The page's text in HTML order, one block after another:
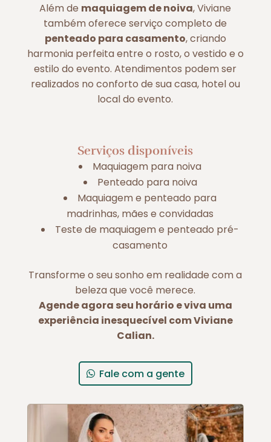
Além de maquiagem de noiva, Viviane
também oferece serviço completo de
penteado para casamento, criando
harmonia perfeita entre o rosto, o vestido e o
estilo do evento. Atendimentos podem ser
realizados no conforto de sua casa, hotel ou
local do evento.
Serviços disponíveis
Maquiagem para noiva
Penteado para noiva
Maquiagem e penteado para
madrinhas, mães e convidadas
Teste de maquiagem e penteado pré-
casamento
Transforme o seu sonho em realidade com a
beleza que você merece.
Agende agora seu horário e viva uma
experiência inesquecível com Viviane
Calian.
Fale com a gente